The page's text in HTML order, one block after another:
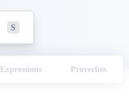
S
Expressions Proverbes